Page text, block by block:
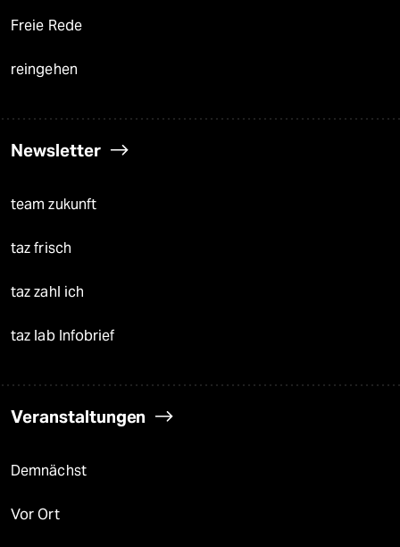
Freie Rede
reingehen
Newsletter
team zukunft
taz frisch
taz zahl ich
taz lab Infobrief
Veranstaltungen
Demnächst
Vor Ort